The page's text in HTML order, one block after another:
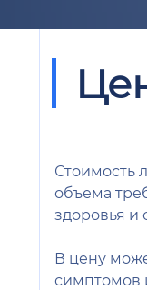
Стоимость
объема
здоровья и
В цену
симптомов